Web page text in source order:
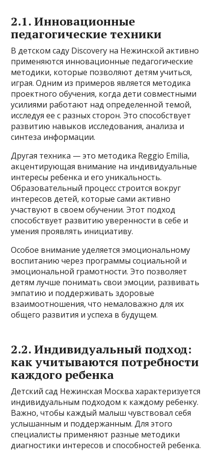
2.1. Инновационные
педагогические техники
В детском саду Discovery на Нежинской активно
применяются инновационные педагогические
методики, которые позволяют детям учиться,
играя. Одним из примеров является методика
проектного обучения, когда дети совместными
усилиями работают над определенной темой,
исследуя ее с разных сторон. Это способствует
развитию навыков исследования, анализа и
синтеза информации.
Другая техника — это методика Reggio Emilia,
акцентирующая внимание на индивидуальные
интересы ребенка и его уникальность.
Образовательный процесс строится вокруг
интересов детей, которые сами активно
участвуют в своем обучении. Этот подход
способствует развитию уверенности в себе и
умения проявлять инициативу.
Особое внимание уделяется эмоциональному
воспитанию через программы социальной и
эмоциональной грамотности. Это позволяет
детям лучше понимать свои эмоции, развивать
эмпатию и поддерживать здоровые
взаимоотношения, что немаловажно для их
общего развития и успеха в будущем.
2.2. Индивидуальный подход:
как учитываются потребности
каждого ребенка
Детский сад Нежинская Москва характеризуется
индивидуальным подходом к каждому ребенку.
Важно, чтобы каждый малыш чувствовал себя
услышанным и поддержанным. Для этого
специалисты применяют разные методики
диагностики интересов и способностей ребенка.